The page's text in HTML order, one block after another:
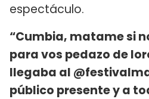
espectáculo.
“Cumbia, matame si
para vos pedazo de
llegaba al
público presente y a